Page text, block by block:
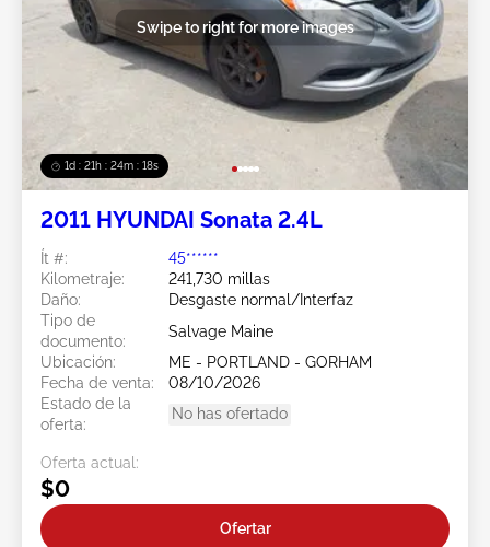
1d : 21h : 24m : 15s
Swipe to right for more images
2011 HYUNDAI Sonata 2.4L
Ít #:
45******
Kilometraje:
241,730 millas
Daño:
Desgaste normal/Interfaz
Tipo de
documento:
Salvage Maine
Ubicación:
ME - PORTLAND - GORHAM
Fecha de venta:
08/10/2026
Estado de la
oferta:
No has ofertado
Oferta actual:
$0
Ofertar